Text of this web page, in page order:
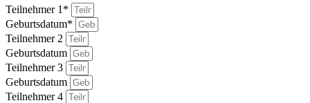
Teilnehmer 1*
Geburtsdatum*
Teilnehmer 2
Geburtsdatum
Teilnehmer 3
Geburtsdatum
Teilnehmer 4